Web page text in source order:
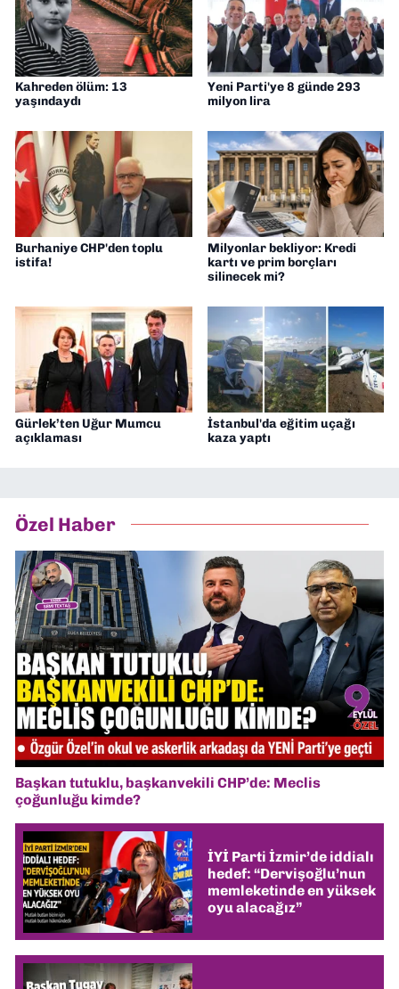
Kahreden ölüm: 13
yaşındaydı
Yeni Parti'ye 8 günde 293
milyon lira
Burhaniye CHP'den toplu
istifa!
Milyonlar bekliyor: Kredi
kartı ve prim borçları
silinecek mi?
Gürlek’ten Uğur Mumcu
açıklaması
İstanbul'da eğitim uçağı
kaza yaptı
Özel Haber
Başkan tutuklu, başkanvekili CHP’de: Meclis
çoğunluğu kimde?
İYİ Parti İzmir’de iddialı
hedef: “Dervişoğlu’nun
memleketinde en yüksek
oyu alacağız”